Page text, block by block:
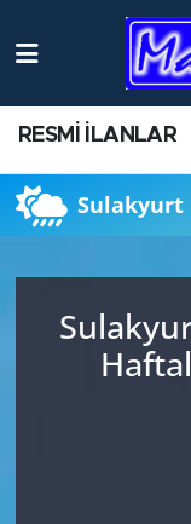
RESMİ İLANLAR
Sulakyurt
ANTİK
AYDIN
BİLİM VE
ÇEVRE
Nöbetçi
Namaz
Trafik
Süper Lig
Tüm